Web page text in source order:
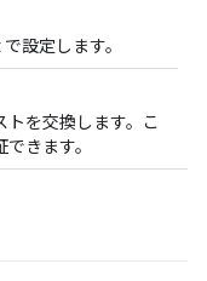
設定します。
トを交換します。こ
きます。